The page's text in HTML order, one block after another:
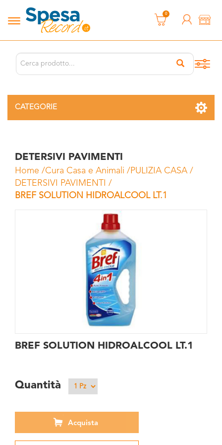
0
CATEGORIE
DETERSIVI PAVIMENTI
Home /Cura Casa e Animali / PULIZIA CASA /
DETERSIVI PAVIMENTI
/
BREF SOLUTION HIDROALCOOL LT.1
BREF SOLUTION HIDROALCOOL LT.1
Quantità
Acquista